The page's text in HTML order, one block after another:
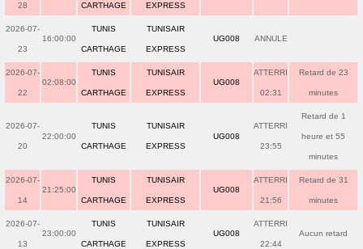
28 CARTHAGE EXPRESS
2026-07-
23
16:00:00
TUNIS
CARTHAGE
TUNISAIR
EXPRESS
UG008 ANNULE
2026-07-
22
02:08:00
TUNIS
CARTHAGE
TUNISAIR
EXPRESS
UG008
ATTERRI
02:31
Retard de 23
minutes
2026-07-
20
22:00:00
TUNIS
CARTHAGE
TUNISAIR
EXPRESS
UG008
ATTERRI
23:55
Retard de 1
heure et 55
minutes
2026-07-
14
21:25:00
TUNIS
CARTHAGE
TUNISAIR
EXPRESS
UG008
ATTERRI
21:56
Retard de 31
minutes
2026-07-
13
23:00:00
TUNIS
CARTHAGE
TUNISAIR
EXPRESS
UG008
ATTERRI
22:44
Aucun retard